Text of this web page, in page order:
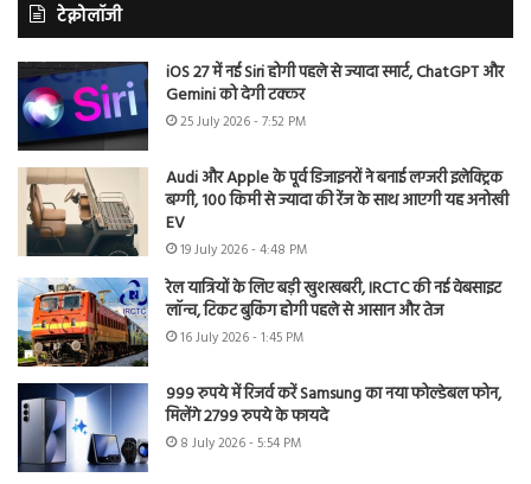
टेक्नोलॉजी
iOS 27 में नई Siri होगी पहले से ज्यादा स्मार्ट, ChatGPT और
Gemini को देगी टक्कर
25 July 2026 - 7:52 PM
Audi और Apple के पूर्व डिजाइनरों ने बनाई लग्जरी इलेक्ट्रिक
बग्गी, 100 किमी से ज्यादा की रेंज के साथ आएगी यह अनोखी
EV
19 July 2026 - 4:48 PM
रेल यात्रियों के लिए बड़ी खुशखबरी, IRCTC की नई वेबसाइट
लॉन्च, टिकट बुकिंग होगी पहले से आसान और तेज
16 July 2026 - 1:45 PM
999 रुपये में रिजर्व करें Samsung का नया फोल्डेबल फोन,
मिलेंगे 2799 रुपये के फायदे
8 July 2026 - 5:54 PM